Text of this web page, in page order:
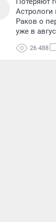
Раков о
уже в
26 488